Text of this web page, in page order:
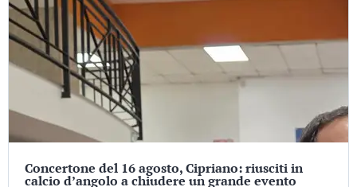
Concertone del 16 agosto, Cipriano: riusciti in
calcio d’angolo a chiudere un grande evento